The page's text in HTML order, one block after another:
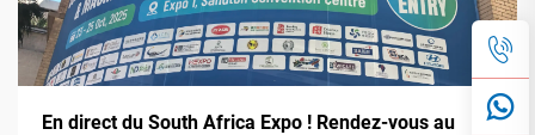
En direct du South Africa Expo ! Rendez-vous au